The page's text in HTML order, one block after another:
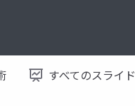
すべてのスライド